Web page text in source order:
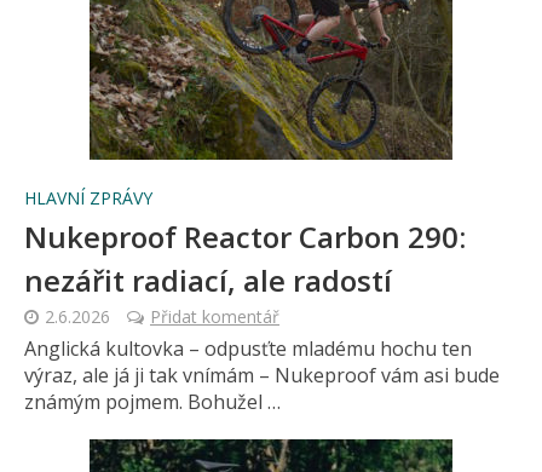
HLAVNÍ ZPRÁVY
Nukeproof Reactor Carbon 290:
nezářit radiací, ale radostí
2.6.2026 Přidat komentář
Anglická kultovka – odpusťte mladému hochu ten
výraz, ale já ji tak vnímám – Nukeproof vám asi bude
známým pojmem. Bohužel …